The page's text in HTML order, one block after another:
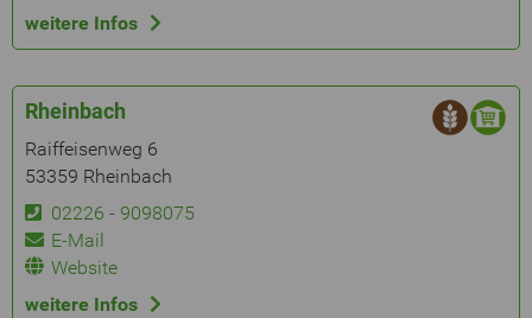
weitere Infos
Rheinbach
Raiffeisenweg 6
53359 Rheinbach
02226 - 9098075
E-Mail
Website
weitere Infos